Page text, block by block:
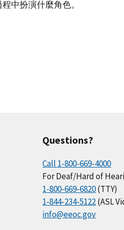
中扮演什麼角色。
Questions?
Call 1-800-669-4000
For Deaf/Hard of
1-800-669-6820(TTY)
1-844-234-5122(ASL
info@eeoc.gov